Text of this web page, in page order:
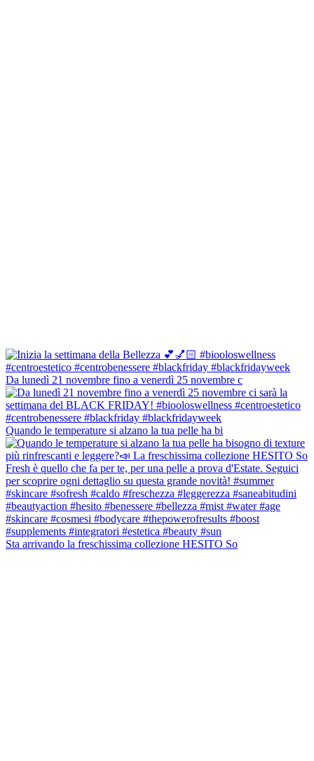
Da lunedì 21 novembre fino a venerdì 25 novembre c
Quando le temperature si alzano la tua pelle ha bi
Sta arrivando la freschissima collezione HESITO So